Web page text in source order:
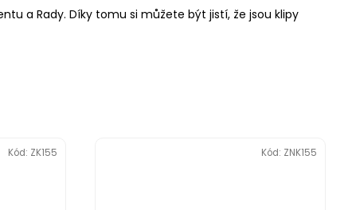
a Rady. Díky tomu si můžete být jistí, že jsou klipy
Kód: ZK155 Kód: ZNK155